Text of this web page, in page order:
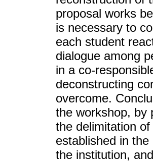
proposal works
is necessary to
each student
dialogue among
in a co-
deconstructing
overcome.
the workshop, by
the delimitation
established in
the institution,